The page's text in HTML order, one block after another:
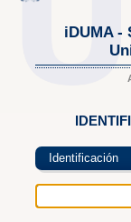
iDUMA -
Identificación